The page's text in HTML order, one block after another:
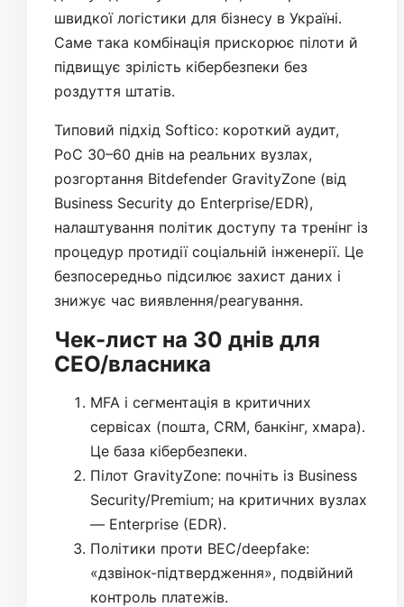
швидкої логістики для бізнесу в Україні.
Саме така комбінація прискорює пілоти й
підвищує зрілість кібербезпеки без
роздуття штатів.
Типовий підхід Softico: короткий аудит,
PoC 30–60 днів на реальних вузлах,
розгортання Bitdefender GravityZone (від
Business Security до Enterprise/EDR),
налаштування політик доступу та тренінг із
процедур протидії соціальній інженерії. Це
безпосередньо підсилює захист даних і
знижує час виявлення/реагування.
Чек-лист на 30 днів для
СЕО/власника
MFA і сегментація в критичних
сервісах (пошта, CRM, банкінг, хмара).
Це база кібербезпеки.
Пілот GravityZone: почніть із Business
Security/Premium; на критичних вузлах
— Enterprise (EDR).
Політики проти BEC/deepfake:
«дзвінок-підтвердження», подвійний
контроль платежів.